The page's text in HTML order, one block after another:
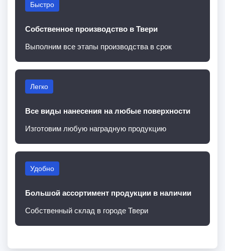
Быстро
Собственное производство в Твери
Выполним все этапы производства в срок
Легко
Все виды нанесения на любые поверхности
Изготовим любую наградную продукцию
Удобно
Большой ассортимент продукции в наличии
Собственный склад в городе Твери